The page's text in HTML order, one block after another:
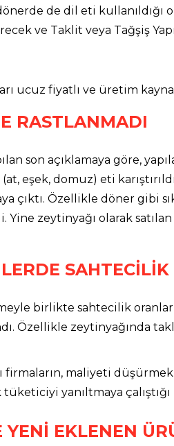
de dil eti kullanıldığı
ve Taklit veya Tağşiş
ucuz fiyatlı ve üretim
RASTLANMADI
son açıklamaya göre,
eşek, domuz) eti
çıktı. Özellikle döner gibi
Yine zeytinyağı olarak
birlikte sahtecilik
Özellikle zeytinyağında
firmaların, maliyeti
yanıltmaya
YENİ EKLENEN